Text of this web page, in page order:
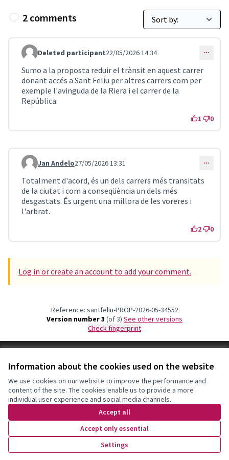
Information about the cookies used on the website
We use cookies on our website to improve the performance and
content of the site. The cookies enable us to provide a more
individual user experience and social media channels.
Accept all
Accept only essential
Settings
2 comments
Comment 5545
Deleted participant22/05/2026 14:34
Sumo a la proposta reduir el trànsit en aquest carrer
donant accés a Sant Feliu per altres carrers com per
exemple l'avinguda de la Riera i el carrer de la
República.
1 0
Comment 5590
Jan Andelo27/05/2026 13:31
Totalment d'acord, és un dels carrers més transitats
de la ciutat i com a conseqüència un dels més
desgastats. És urgent una millora de les voreres i
l'arbrat.
2 0
Log in or create an account to add your comment.
Reference: santfeliu-PROP-2026-05-34552
Version number 3 (of 3)
see other versions
Check fingerprint
Cookie settings
Decidim Sant Feliu at X
(External link)
Decidim Sant Feliu at Facebook
(External link)
Decidim Sant Feliu at Instagram
(External link)
Decidim Sant Feliu at YouTube
(External link)
English
Triar la llengua Elegir el idiomaChoose language
Website made withfree software .
Creative
(External